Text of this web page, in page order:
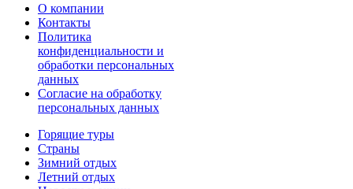
О компании
Контакты
Политика
конфиденциальности и
обработки персональных
данных
Согласие на обработку
персональных данных
Горящие туры
Страны
Зимний отдых
Летний отдых